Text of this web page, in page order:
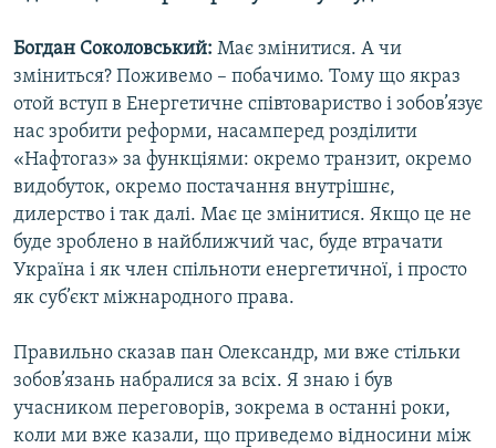
Богдан Соколовський: Має змінитися. А чи
зміниться? Поживемо – побачимо. Тому що якраз
отой вступ в Енергетичне співтовариство і зобов’язує
нас зробити реформи, насамперед розділити
«Нафтогаз» за функціями: окремо транзит, окремо
видобуток, окремо постачання внутрішнє,
дилерство і так далі. Має це змінитися. Якщо це не
буде зроблено в найближчий час, буде втрачати
Україна і як член спільноти енергетичної, і просто
як суб’єкт міжнародного права.
Правильно сказав пан Олександр, ми вже стільки
зобов’язань набралися за всіх. Я знаю і був
учасником переговорів, зокрема в останні роки,
коли ми вже казали, що приведемо відносини між